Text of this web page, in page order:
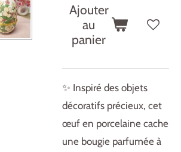
Ajouter
au
panier
✨ Inspiré des objets
décoratifs précieux, cet
œuf en porcelaine cache
une bougie parfumée à